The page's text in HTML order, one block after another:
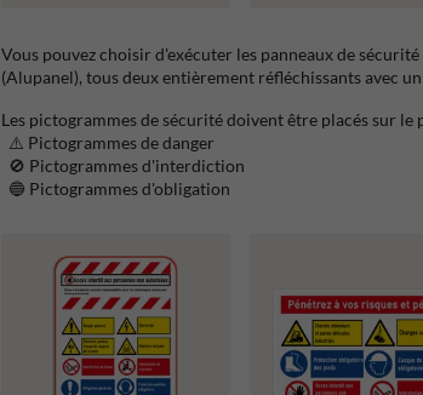
Vous pouvez choisir d'exécuter les panneaux de
(Alupanel), tous deux entièrement réfléchissants avec
Les pictogrammes de sécurité doivent être placés sur
⚠️ Pictogrammes de danger
🚫 Pictogrammes d'interdiction
🔵 Pictogrammes d'obligation